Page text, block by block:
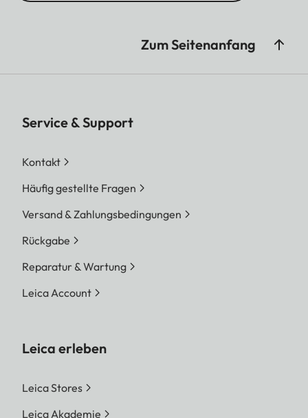
Zum Seitenanfang
Service & Support
Kontakt
Häufig gestellte Fragen
Versand & Zahlungsbedingungen
Rückgabe
Reparatur & Wartung
Leica Account
Leica erleben
Leica Stores
Leica Akademie